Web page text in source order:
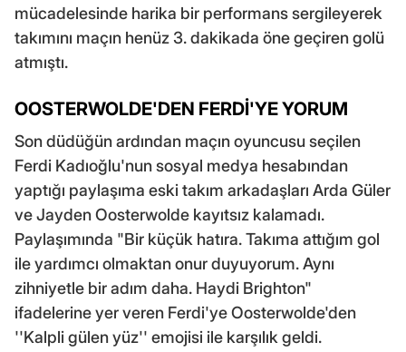
mücadelesinde harika bir performans sergileyerek
takımını maçın henüz 3. dakikada öne geçiren golü
atmıştı.
OOSTERWOLDE'DEN FERDİ'YE YORUM
Son düdüğün ardından maçın oyuncusu seçilen
Ferdi Kadıoğlu'nun sosyal medya hesabından
yaptığı paylaşıma eski takım arkadaşları Arda Güler
ve Jayden Oosterwolde kayıtsız kalamadı.
Paylaşımında "Bir küçük hatıra. Takıma attığım gol
ile yardımcı olmaktan onur duyuyorum. Aynı
zihniyetle bir adım daha. Haydi Brighton"
ifadelerine yer veren Ferdi'ye Oosterwolde'den
''Kalpli gülen yüz'' emojisi ile karşılık geldi.